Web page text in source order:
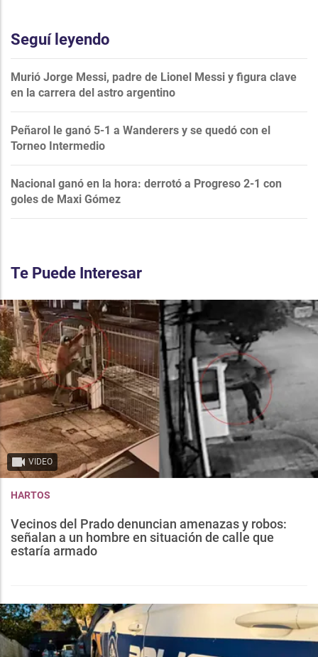
Seguí leyendo
Murió Jorge Messi, padre de Lionel Messi y figura clave
en la carrera del astro argentino
Peñarol le ganó 5-1 a Wanderers y se quedó con el
Torneo Intermedio
Nacional ganó en la hora: derrotó a Progreso 2-1 con
goles de Maxi Gómez
Te Puede Interesar
VIDEO
HARTOS
Vecinos del Prado denuncian amenazas y robos:
señalan a un hombre en situación de calle que
estaría armado